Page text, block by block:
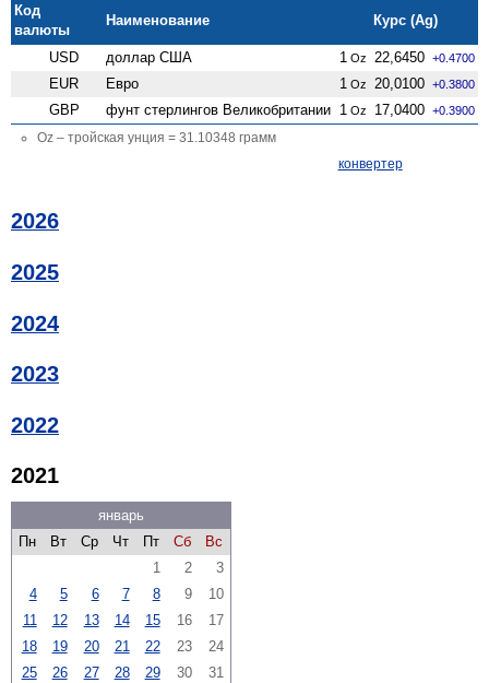
Код
валюты
Наименование Курс (Ag)
USD доллар США 1 Oz 22,6450 +0.4700
EUR Евро 1 Oz 20,0100 +0.3800
GBP фунт стерлингов Велико­британии 1 Oz 17,0400 +0.3900
Oz – тройская унция = 31.10348 грамм
конвертер
2026
2025
2024
2023
2022
2021
январь
Пн
Вт Ср Чт Пт Сб
Вс
1
2
3
4
5 6 7 8 9
10
11
12 13 14 15 16
17
18
19 20 21 22 23
24
25
26 27 28 29 30 31